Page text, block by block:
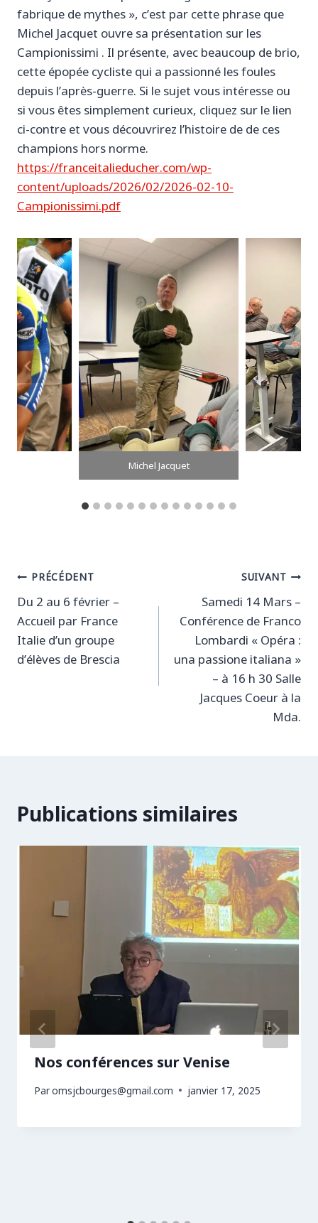
fabrique de mythes », c’est par cette phrase que
Michel Jacquet ouvre sa présentation sur les
Campionissimi . Il présente, avec beaucoup de brio,
cette épopée cycliste qui a passionné les foules
depuis l’après-guerre. Si le sujet vous intéresse ou
si vous êtes simplement curieux, cliquez sur le lien
ci-contre et vous découvrirez l’histoire de de ces
champions hors norme.
https://franceitalieducher.com/wp-
content/uploads/2026/02/2026-02-10-
Campionissimi.pdf
Michel Jacquet
Navigation
de
l’article
PRÉCÉDENT
Du 2 au 6 février –
Accueil par France
Italie d’un groupe
d’élèves de Brescia
SUIVANT
Samedi 14 Mars –
Conférence de Franco
Lombardi « Opéra :
una passione italiana »
– à 16 h 30 Salle
Jacques Coeur à la
Mda.
Publications similaires
Nos conférences sur Venise
Paromsjcbourges@gmail.com janvier 17, 2025